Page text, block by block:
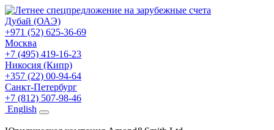
Дубай (ОАЭ)
+971 (52) 625-36-69
Москва
+7 (495) 419-16-23
Никосия (Кипр)
+357 (22) 00-94-64
Санкт-Петербург
+7 (812) 507-98-46
English